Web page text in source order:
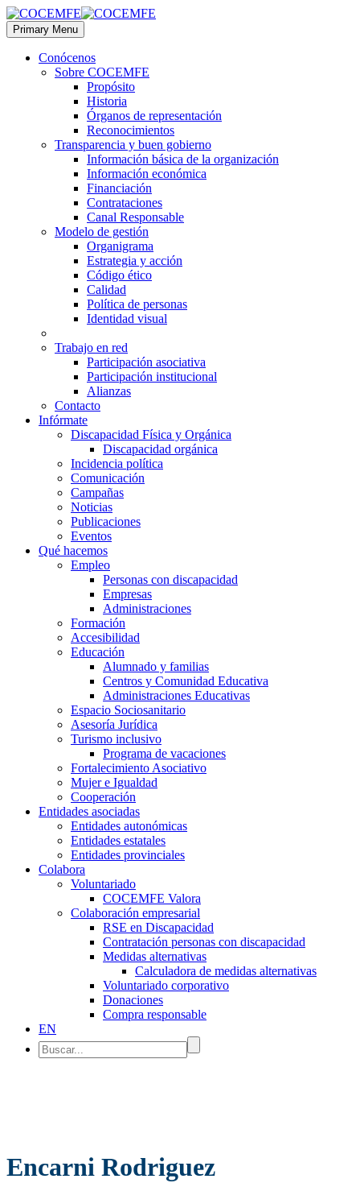
Primary Menu
Conócenos
Sobre COCEMFE
Propósito
Historia
Órganos de representación
Reconocimientos
Transparencia y buen gobierno
Información básica de la organización
Información económica
Financiación
Contrataciones
Canal Responsable
Modelo de gestión
Organigrama
Estrategia y acción
Código ético
Calidad
Política de personas
Identidad visual
Trabajo en red
Participación asociativa
Participación institucional
Alianzas
Contacto
Infórmate
Discapacidad Física y Orgánica
Discapacidad orgánica
Incidencia política
Comunicación
Campañas
Noticias
Publicaciones
Eventos
Qué hacemos
Empleo
Personas con discapacidad
Empresas
Administraciones
Formación
Accesibilidad
Educación
Alumnado y familias
Centros y Comunidad Educativa
Administraciones Educativas
Espacio Sociosanitario
Asesoría Jurídica
Turismo inclusivo
Programa de vacaciones
Fortalecimiento Asociativo
Mujer e Igualdad
Cooperación
Entidades asociadas
Entidades autonómicas
Entidades estatales
Entidades provinciales
Colabora
Voluntariado
COCEMFE Valora
Colaboración empresarial
RSE en Discapacidad
Contratación personas con discapacidad
Medidas alternativas
Calculadora de medidas alternativas
Voluntariado corporativo
Donaciones
Compra responsable
EN
Encarni Rodriguez